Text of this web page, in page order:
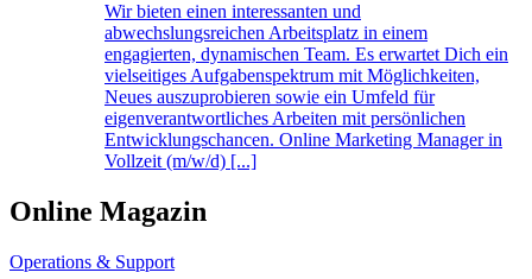
Wir bieten einen interessanten und
abwechslungsreichen Arbeitsplatz in einem
engagierten, dynamischen Team. Es erwartet Dich ein
vielseitiges Aufgabenspektrum mit Möglichkeiten,
Neues auszuprobieren sowie ein Umfeld für
eigenverantwortliches Arbeiten mit persönlichen
Entwicklungschancen. Online Marketing Manager in
Vollzeit (m/w/d) [...]
Online Magazin
Operations & Support